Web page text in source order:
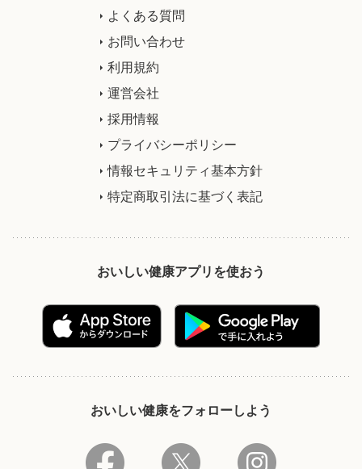
よくある質問
お問い合わせ
利用規約
運営会社
採用情報
プライバシーポリシー
情報セキュリティ基本方針
特定商取引法に基づく表記
おいしい健康アプリを使おう
おいしい健康をフォローしよう